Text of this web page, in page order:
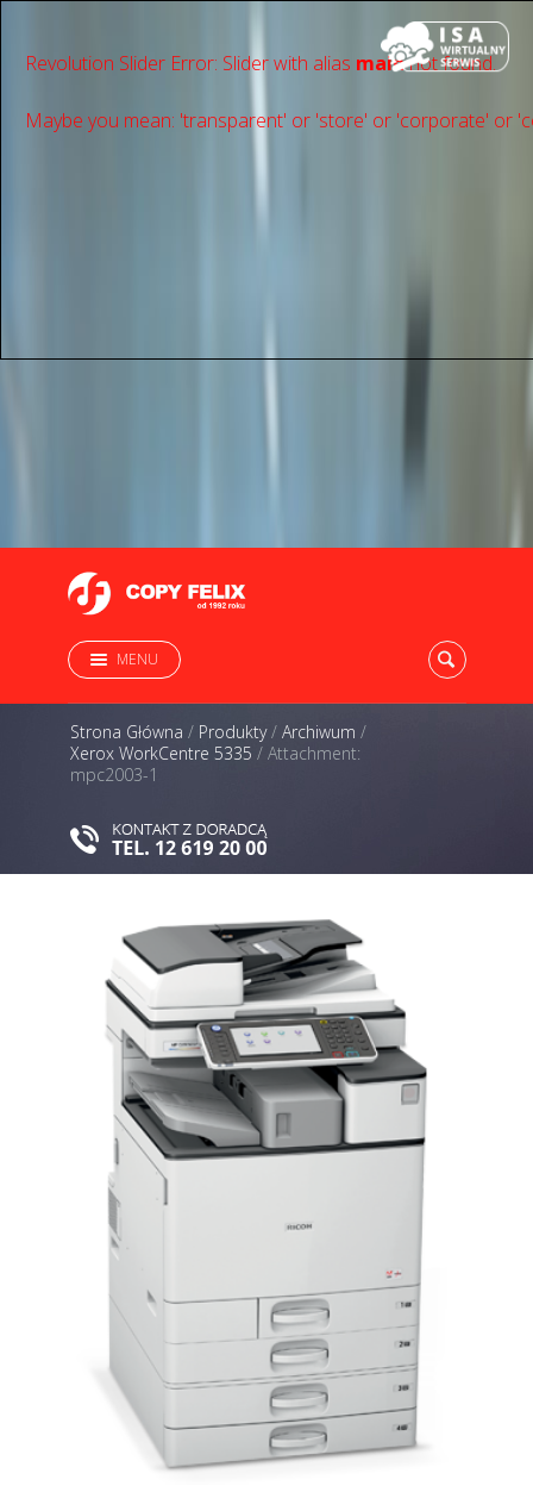
Revolution Slider Error: Slider with alias mainnot found.
Maybe you mean: 'transparent' or 'store' or 'сorporate' or
MENU
Strona Główna / Produkty/ Archiwum /
Xerox WorkCentre 5335 / Attachment:
mpc2003-1